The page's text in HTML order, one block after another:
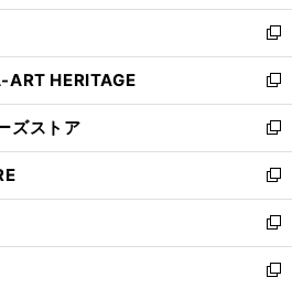
ウ
で
開
く
ン
ド
ウ
で
開
く
新
し
い
ウ
ィ
ン
ド
ウ
で
開
く
HERITAGE
新
し
い
ウ
ィ
ン
ド
ウ
で
ズストア
新
し
い
ウ
ィ
ン
ド
新
し
い
ウ
ィ
新
し
い
新